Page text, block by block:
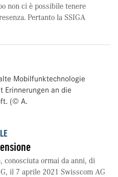
non ci è possibile tenere
Pertanto la SSIGA
conosciuta ormai da anni, di
il 7 aprile 2021 Swisscom AG